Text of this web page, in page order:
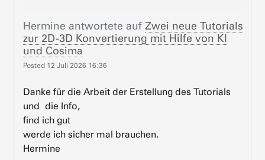
Hermine antwortete aufZwei neue Tutorials
zur 2D-3D Konvertierung mit Hilfe von KI
und Cosima
Posted 12 Juli 2026 16:36
Danke für die Arbeit der Erstellung des Tutorials
und die Info,
find ich gut
werde ich sicher mal brauchen.
Hermine